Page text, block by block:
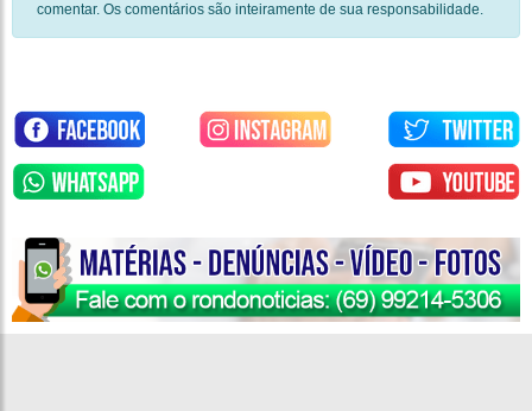
comentar. Os comentários são inteiramente de sua responsabilidade.